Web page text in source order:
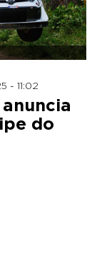
- 11:02
anuncia
do